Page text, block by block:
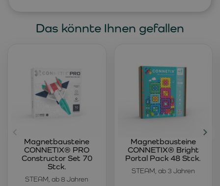
Das könnte Ihnen gefallen
STEAM, ab 8 Jahren
Magnetbausteine
CONNETIX® PRO
Constructor Set 70
Stck.
STEAM, ab 3 Jahren
Magnetbausteine
CONNETIX® Bright
Portal Pack 48 Stck.